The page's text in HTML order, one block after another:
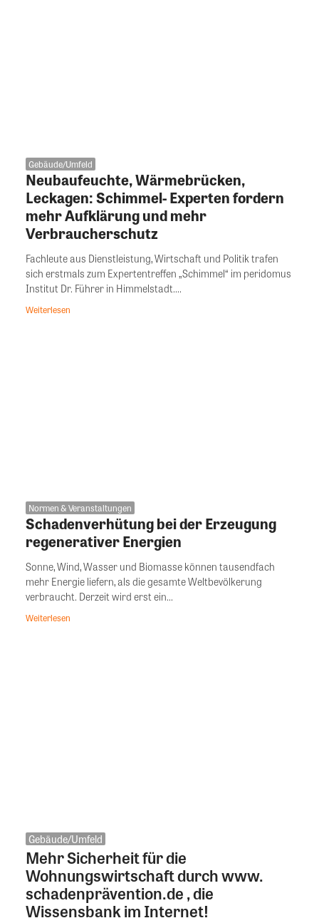
Gebäude/Umfeld
Neubaufeuchte, Wärmebrücken,
Leckagen: Schimmel- Experten fordern
mehr Aufklärung und mehr
Verbraucherschutz
Fachleute aus Dienstleistung, Wirtschaft und Politik trafen
sich erstmals zum Expertentreffen „Schimmel“ im peridomus
Institut Dr. Führer in Himmelstadt....
Weiterlesen
Normen & Veranstaltungen
Schadenverhütung bei der Erzeugung
regenerativer Energien
Sonne, Wind, Wasser und Biomasse können tausendfach
mehr Energie liefern, als die gesamte Weltbevölkerung
verbraucht. Derzeit wird erst ein...
Weiterlesen
Gebäude/Umfeld
Mehr Sicherheit für die
Wohnungswirtschaft durch www.
schadenprävention.de , die
Wissensbank im Internet!